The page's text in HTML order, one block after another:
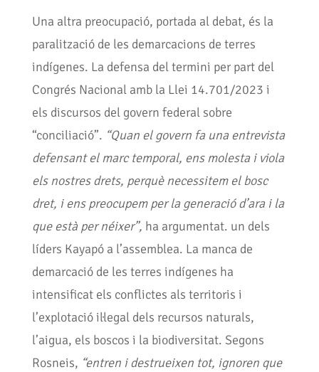
Una altra preocupació, portada al debat, és la
paralització de les demarcacions de terres
indígenes. La defensa del termini per part del
Congrés Nacional amb la Llei 14.701/2023 i
els discursos del govern federal sobre
“conciliació”. “Quan el govern fa una entrevista
defensant el marc temporal, ens molesta i viola
els nostres drets, perquè necessitem el bosc
dret, i ens preocupem per la generació d’ara i la
que està per néixer”, ha argumentat. un dels
líders Kayapó a l’assemblea. La manca de
demarcació de les terres indígenes ha
intensificat els conflictes als territoris i
l’explotació il·legal dels recursos naturals,
l’aigua, els boscos i la biodiversitat. Segons
Rosneis, “entren i destrueixen tot, ignoren que